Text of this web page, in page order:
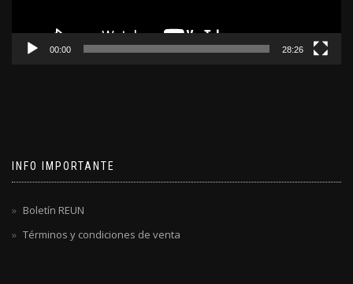
00:00 28:26
INFO IMPORTANTE
Boletín REUN
Términos y condiciones de venta